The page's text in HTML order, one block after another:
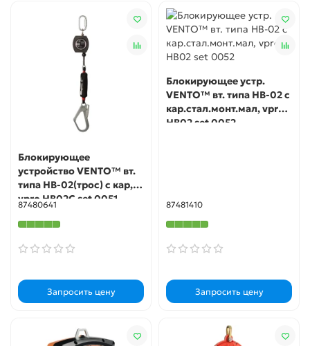
Блокирующее
устройство VENTO™ вт.
типа НВ-02(трос) с кар,
vpro HB02C set 0051
87480641
Запросить цену
Блокирующее устр.
VENTO™ вт. типа НВ-02 с
кар.стал.монт.мал, vpro
НВ02 set 0052
87481410
Запросить цену